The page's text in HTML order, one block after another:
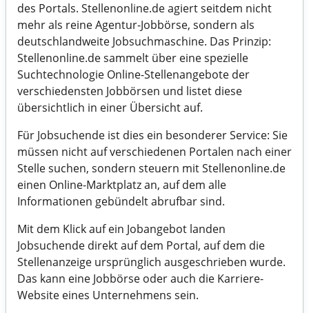
des Portals. Stellenonline.de agiert seitdem nicht
mehr als reine Agentur-Jobbörse, sondern als
deutschlandweite Jobsuchmaschine. Das Prinzip:
Stellenonline.de sammelt über eine spezielle
Suchtechnologie Online-Stellenangebote der
verschiedensten Jobbörsen und listet diese
übersichtlich in einer Übersicht auf.
Für Jobsuchende ist dies ein besonderer Service: Sie
müssen nicht auf verschiedenen Portalen nach einer
Stelle suchen, sondern steuern mit Stellenonline.de
einen Online-Marktplatzan, auf dem alle
Informationen gebündelt abrufbar sind.
Mit dem Klick auf ein Jobangebot landen
Jobsuchende direkt auf dem Portal, auf dem die
Stellenanzeige ursprünglich ausgeschrieben wurde.
Das kann eine Jobbörse oder auch die Karriere-
Website eines Unternehmens sein.